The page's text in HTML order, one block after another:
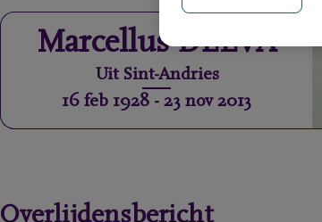
Marcellus DELVA
Uit Sint-Andries
16 feb 1928 -23 nov 2013
Overlijdensbericht